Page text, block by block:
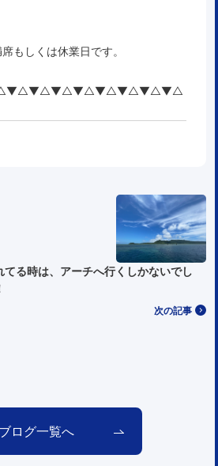
もしくは休業日です。
次の記事
てる時は、アーチへ行くしかないでし
ブログ一覧へ